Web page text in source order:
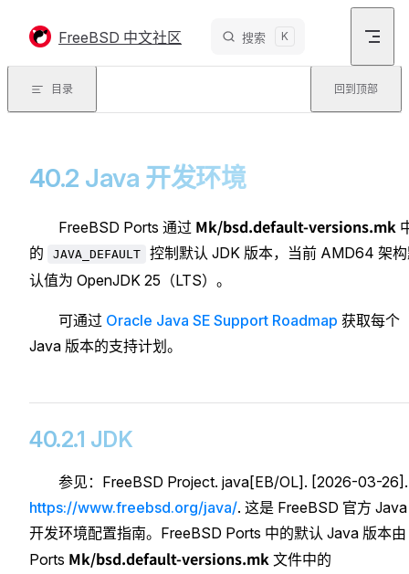
FreeBSD 中文社区 搜索 K
目录 回到顶部
40.2 Java 开发环境
FreeBSD Ports 通过 Mk/bsd.default-versions.mk
的
JAVA_DEFAULT
控制默认 JDK 版本，当前 AMD64 架
认值为 OpenJDK 25（LTS）。
可通过 Oracle Java SE Support Roadmap 获取每个
Java 版本的支持计划。
40.2.1 JDK
参见：FreeBSD Project. java[EB/OL]. [2026-03-26].
https://www.freebsd.org/java/. 这是 FreeBSD 官方 Java
开发环境配置指南。FreeBSD Ports 中的默认 Java 版本由
Ports Mk/bsd.default-versions.mk 文件中的